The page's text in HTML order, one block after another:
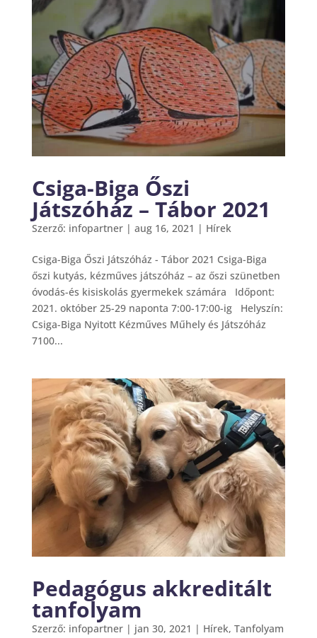
Csiga-Biga Őszi
Játszóház – Tábor 2021
Szerző: infopartner| aug 16, 2021 | Hírek
Csiga-Biga Őszi Játszóház - Tábor 2021 Csiga-Biga
őszi kutyás, kézműves játszóház – az őszi szünetben
óvodás-és kisiskolás gyermekek számára Időpont:
2021. október 25-29 naponta 7:00-17:00-ig Helyszín:
Csiga-Biga Nyitott Kézműves Műhely és Játszóház
7100...
Pedagógus akkreditált
tanfolyam
Szerző: infopartner| jan 30, 2021 | Hírek, Tanfolyam